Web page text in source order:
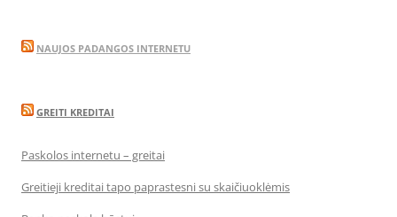
NAUJOS PADANGOS INTERNETU
GREITI KREDITAI
Paskolos internetu – greitai
Greitieji kreditai tapo paprastesni su skaičiuoklėmis